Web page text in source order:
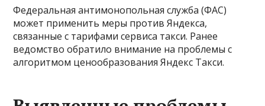
Федеральная антимонопольная служба (ФАС)
может применить меры против Яндекса,
связанные с тарифами сервиса такси. Ранее
ведомство обратило внимание на проблемы с
алгоритмом ценообразования Яндекс Такси.